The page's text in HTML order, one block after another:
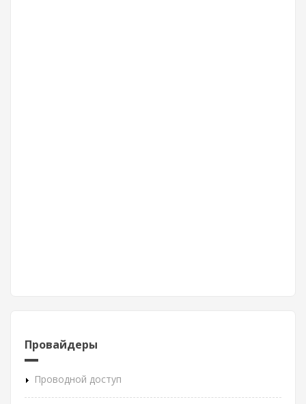
Провайдеры
Проводной доступ